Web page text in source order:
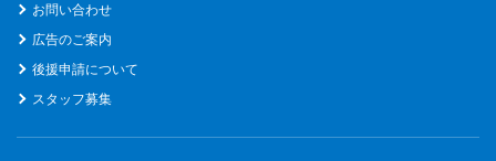
お問い合わせ
広告のご案内
後援申請について
スタッフ募集